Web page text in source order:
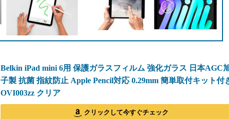
Belkin iPad mini 6用 保護ガラスフィルム 強化ガラス 日本AGC
子製 抗菌 指紋防止 Apple Pencil対応 0.29mm 簡単取付キット付
OVI003zz クリア
クリックして今すぐチェック